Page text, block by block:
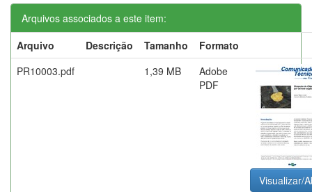
Arquivos associados a este item:
Arquivo
Descrição Tamanho
Formato
PR10003.pdf
1,39 MB
Adobe
PDF
Visualizar/